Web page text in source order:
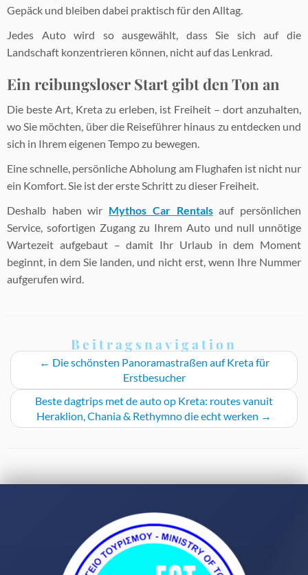
Gepäck und bleiben dabei praktisch für den Alltag.
Jedes Auto wird so ausgewählt, dass Sie sich auf die
Landschaft konzentrieren können, nicht auf das Lenkrad.
Ein reibungsloser Start gibt den Ton an
Die beste Art, Kreta zu erleben, ist Freiheit – dort anzuhalten,
wo Sie möchten, über die Reiseführer hinaus zu entdecken und
sich in Ihrem eigenen Tempo zu bewegen.
Eine schnelle, persönliche Abholung am Flughafen ist nicht nur
ein Komfort. Sie ist der erste Schritt zu dieser Freiheit.
Deshalb haben wir Mythos Car Rentalsauf persönlichen
Service, sofortigen Zugang zu Ihrem Auto und null unnötige
Wartezeit aufgebaut – damit Ihr Urlaub in dem Moment
beginnt, in dem Sie landen, und nicht erst, wenn Ihre Nummer
aufgerufen wird.
Beitragsnavigation
← Die schönsten Panoramastraßen auf Kreta für
Erstbesucher
Beste dagtrips met de auto op Kreta: routes vanuit
Heraklion, Chania & Rethymno die echt werken →